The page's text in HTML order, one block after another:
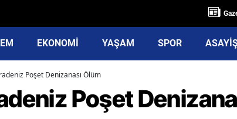
EKONOMİ YAŞAM SPOR
Poşet Denizanası Ölüm
Poşet